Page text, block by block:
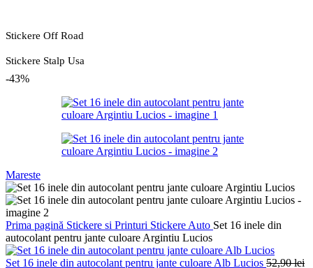
Stickere Off Road
Stickere Stalp Usa
-43%
Mareste
Prima pagină Stickere si Printuri Stickere Auto Set 16 inele din
autocolant pentru jante culoare Argintiu Lucios
Set 16 inele din autocolant pentru jante culoare Alb Lucios 52,90lei